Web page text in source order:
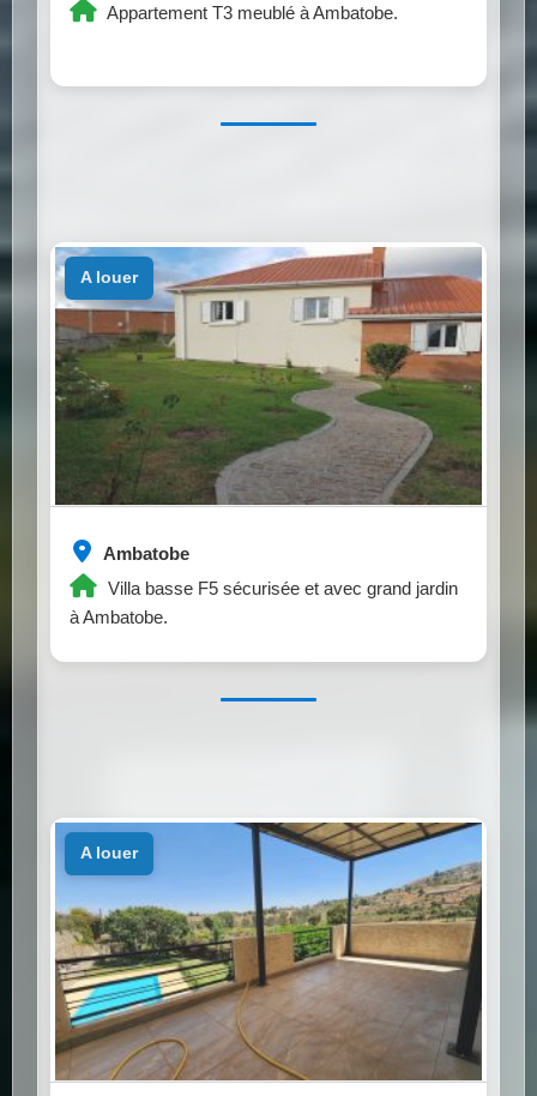
Appartement T3 meublé à Ambatobe.
Ambatobe
Villa basse F5 sécurisée et avec grand jardin
à Ambatobe.
a louer
a louer